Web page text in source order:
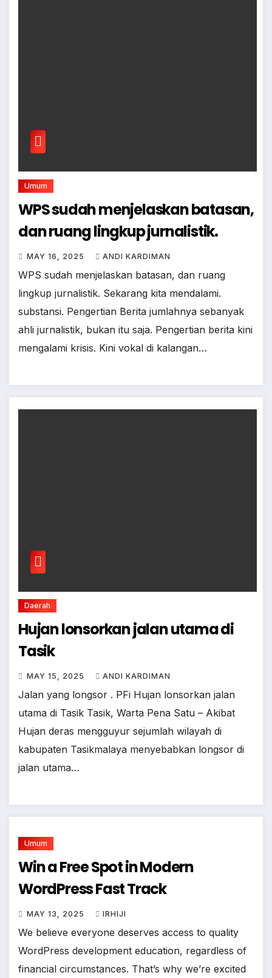
Umum
WPS sudah menjelaskan batasan,
dan ruang lingkup jurnalistik.
MAY 16, 2025 ANDI KARDIMAN
WPS sudah menjelaskan batasan, dan ruang
lingkup jurnalistik. Sekarang kita mendalami.
substansi. Pengertian Berita jumlahnya sebanyak
ahli jurnalistik, bukan itu saja. Pengertian berita kini
mengalami krisis. Kini vokal di kalangan…
Daerah
Hujan lonsorkan jalan utama di
Tasik
MAY 15, 2025 ANDI KARDIMAN
Jalan yang longsor . PFi Hujan lonsorkan jalan
utama di Tasik Tasik, Warta Pena Satu – Akibat
Hujan deras mengguyur sejumlah wilayah di
kabupaten Tasikmalaya menyebabkan longsor di
jalan utama…
Umum
Win a Free Spot in Modern
WordPress Fast Track
MAY 13, 2025 IRHIJI
We believe everyone deserves access to quality
WordPress development education, regardless of
financial circumstances. That’s why we’re excited